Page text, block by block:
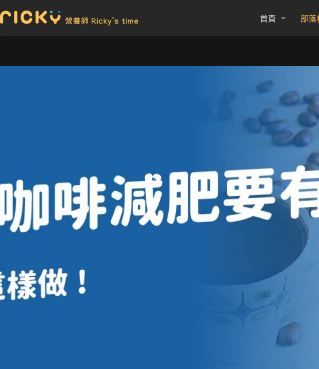
首頁 部落